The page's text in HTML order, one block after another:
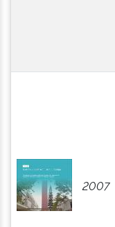
2007